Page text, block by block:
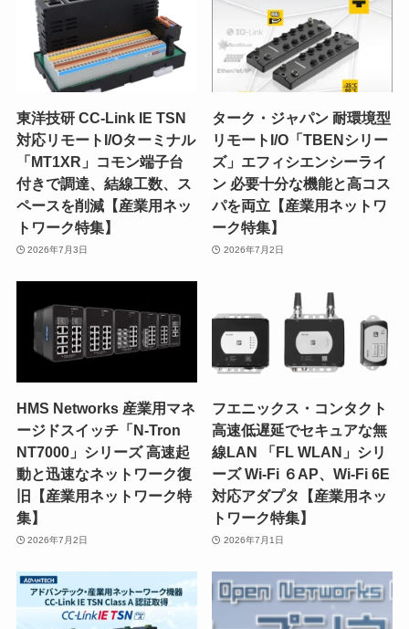
東洋技研 CC-Link IE TSN
対応リモートI/Oターミナル
「MT1XR」コモン端子台
付きで調達、結線工数、ス
ペースを削減【産業用ネッ
トワーク特集】
2026年7月3日
ターク・ジャパン 耐環境型
リモートI/O「TBENシリー
ズ」エフィシエンシーライ
ン 必要十分な機能と高コス
パを両立【産業用ネットワ
ーク特集】
2026年7月2日
HMS Networks 産業用マネ
ージドスイッチ「N-Tron
NT7000」シリーズ 高速起
動と迅速なネットワーク復
旧【産業用ネットワーク特
集】
2026年7月2日
フエニックス・コンタクト
高速低遅延でセキュアな無
線LAN 「FL WLAN」シリ
ーズ Wi-Fi ６AP、Wi-Fi 6E
対応アダプタ【産業用ネッ
トワーク特集】
2026年7月1日